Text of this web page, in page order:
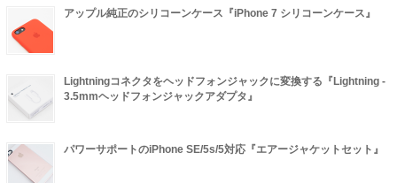
アップル純正のシリコーンケース『iPhone 7 シリコーンケース』
Lightningコネクタをヘッドフォンジャックに変換する『Lightning -
3.5mmヘッドフォンジャックアダプタ』
パワーサポートのiPhone SE/5s/5対応『エアージャケットセット』